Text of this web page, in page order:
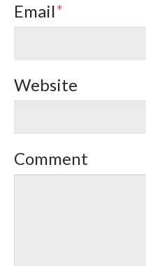
Email*
Website
Comment